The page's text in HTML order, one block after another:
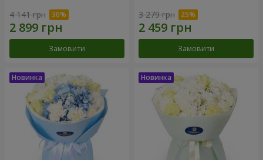
4 141 грн
Замовити
3 279 грн
Замовити